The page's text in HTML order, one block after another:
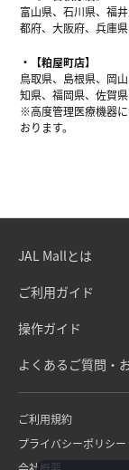
富山県、石川県、福
都府、大阪府、兵庫
【粕屋町店】
鳥取県、島根県、岡
知県、福岡県、佐賀
※高度管理医療機器
おります。
JAL Mallとは
ご利用ガイド
操作ガイド
よくあるご質問・
ご利用規約
プライバシーポリシー